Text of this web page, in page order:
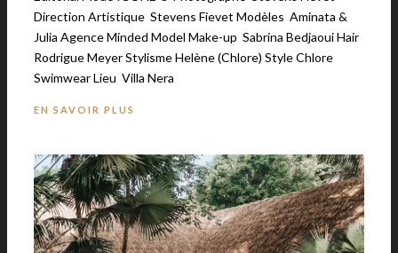
Direction Artistique Stevens Fievet Modèles Aminata &
Julia Agence Minded Model Make-up Sabrina Bedjaoui Hair
Rodrigue Meyer Stylisme Helène (Chlore) Style Chlore
Swimwear Lieu Villa Nera
EN SAVOIR PLUS